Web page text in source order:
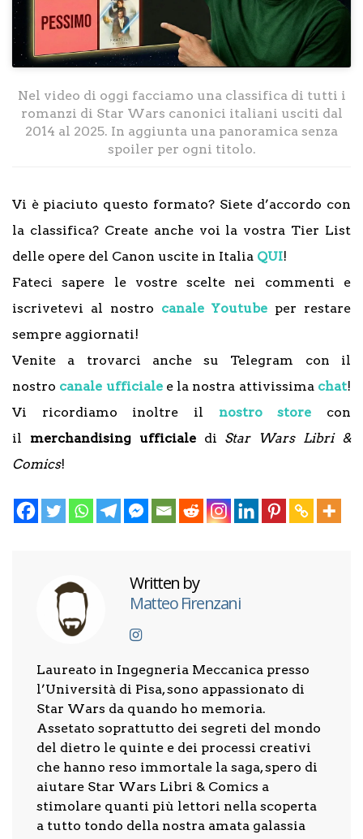
Nel video di oggi facciamo una classifica di tutti i
romanzi di Star Wars canonici italiani usciti dal
2014 al 2025. In aggiunta una panoramica senza
spoiler per ogni titolo.
Vi è piaciuto questo formato? Siete d’accordo con
la classifica? Create anche voi la vostra Tier List
delle opere del Canon uscite in Italia QUI!
Fateci sapere le vostre scelte nei commenti e
iscrivetevi al nostro canale Youtube per restare
sempre aggiornati!
Venite a trovarci anche su Telegram con il
nostro canale ufficialee la nostra attivissima chat!
Vi ricordiamo inoltre il nostro store con
il merchandising ufficialedi Star Wars Libri &
Comics!
Written by
Matteo Firenzani
Laureato in Ingegneria Meccanica presso
l’Università di Pisa, sono appassionato di
Star Wars da quando ho memoria.
Assetato soprattutto dei segreti del mondo
del dietro le quinte e dei processi creativi
che hanno reso immortale la saga, spero di
aiutare Star Wars Libri & Comics a
stimolare quanti più lettori nella scoperta
a tutto tondo della nostra amata galassia